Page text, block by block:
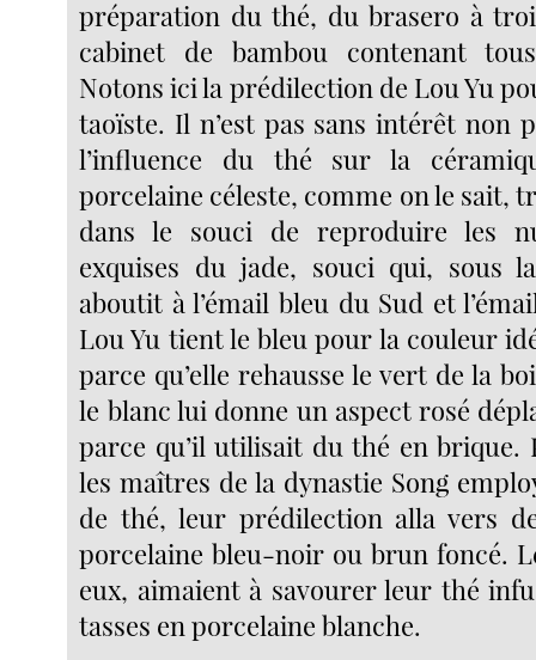
préparation du thé, du brasero à
cabinet de bambou contenant
Notons ici la prédilection de Lou Yu
taoïste. Il n’est pas sans intérêt non
l’influence du thé sur la
porcelaine céleste, comme on le sait,
dans le souci de reproduire les
exquises du jade, souci qui, sous
aboutit à l’émail bleu du Sud et
Lou Yu tient le bleu pour la couleur
parce qu’elle rehausse le vert de la
le blanc lui donne un aspect rosé
parce qu’il utilisait du thé en brique.
les maîtres de la dynastie Song
de thé, leur prédilection alla vers
porcelaine bleu-noir ou brun foncé.
eux, aimaient à savourer leur thé
tasses en porcelaine blanche.